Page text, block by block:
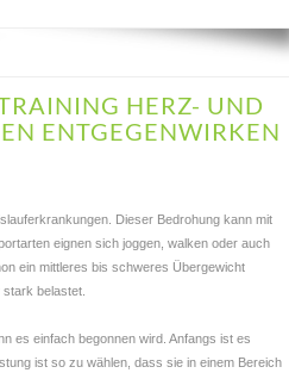
HERZ- UND
ENTGEGENWIRKEN
Dieser Bedrohung kann mit
eignen sich joggen, walken oder auch
ein mittleres bis schweres Übergewicht
belastet.
es einfach begonnen wird. Anfangs ist es
ist so zu wählen, dass sie in einem Bereich